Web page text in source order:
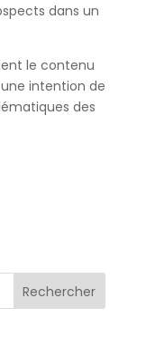
dans un
le contenu
intention de
des
Rechercher